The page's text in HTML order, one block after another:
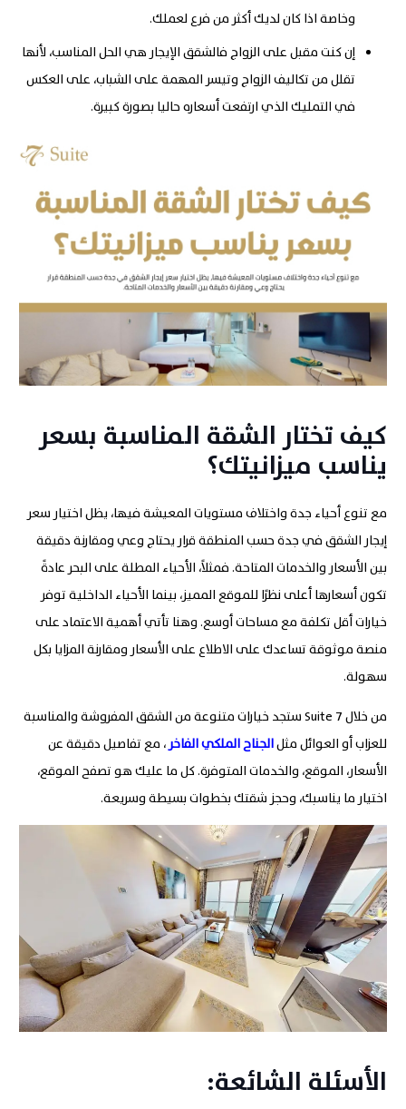
وخاصة اذا كان لديك أكثر من فرع لعملك.
إن كنت مقبل على الزواج فالشقق الإيجار هي الحل المناسب، لأنها
تقلل من تكاليف الزواج وتيسر المهمة على الشباب، على العكس
في التمليك الذي ارتفعت أسعاره حاليا بصورة كبيرة.
كيف تختار الشقة المناسبة بسعر
يناسب ميزانيتك؟
مع تنوع أحياء جدة واختلاف مستويات المعيشة فيها، يظل اختيار سعر
إيجار الشقق في جدة حسب المنطقة قرار يحتاج وعي ومقارنة دقيقة
بين الأسعار والخدمات المتاحة. فمثلاً، الأحياء المطلة على البحر عادةً
تكون أسعارها أعلى نظرًا للموقع المميز، بينما الأحياء الداخلية توفر
خيارات أقل تكلفة مع مساحات أوسع. وهنا تأتي أهمية الاعتماد على
منصة موثوقة تساعدك على الاطلاع على الأسعار ومقارنة المزايا بكل
سهولة.
من خلال 7
Suiteستجد خيارات متنوعة من الشقق المفروشة والمناسبة
للعزاب أو العوائل مثلالجناح الملكي الفاخر، مع تفاصيل دقيقة عن
الأسعار، الموقع، والخدمات المتوفرة. كل ما عليك هو تصفح الموقع،
اختيار ما يناسبك، وحجز شقتك بخطوات بسيطة وسريعة.
الأسئلة الشائعة: